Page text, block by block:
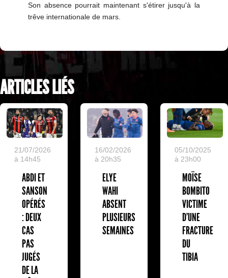
Son absence pourrait maintenant s'étirer jusqu'à la
trêve internationale de mars.
ARTICLES LIÉS
21/07/2026
à 14h45
ABDI ET
SANSON
OPÉRÉS
: DEUX
CAS
PAS
JUGÉS
DE LA
16/02/2026
à 20h35
ELYE
WAHI
ABSENT
PLUSIEURS
SEMAINES
05/10/2025
à 23h00
MOÏSE
BOMBITO
VICTIME
D'UNE
FRACTURE
DU
TIBIA